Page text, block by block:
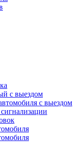
с выездом
с выездом